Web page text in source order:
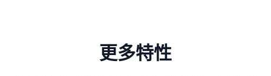
更多特性